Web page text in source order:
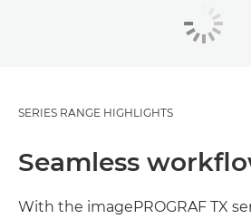
SERIES RANGE HIGHLIGHTS
Seamless
With the imagePROGRAF TX